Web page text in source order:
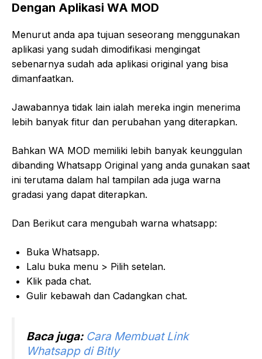
Dengan Aplikasi WA MOD
Menurut anda apa tujuan seseorang menggunakan
aplikasi yang sudah dimodifikasi mengingat
sebenarnya sudah ada aplikasi original yang bisa
dimanfaatkan.
Jawabannya tidak lain ialah mereka ingin menerima
lebih banyak fitur dan perubahan yang diterapkan.
Bahkan WA MOD memiliki lebih banyak keunggulan
dibanding Whatsapp Original yang anda gunakan saat
ini terutama dalam hal tampilan ada juga warna
gradasi yang dapat diterapkan.
Dan Berikut cara mengubah warna whatsapp:
Buka Whatsapp.
Lalu buka menu > Pilih setelan.
Klik pada chat.
Gulir kebawah dan Cadangkan chat.
Baca juga: Cara Membuat Link
Whatsapp di Bitly